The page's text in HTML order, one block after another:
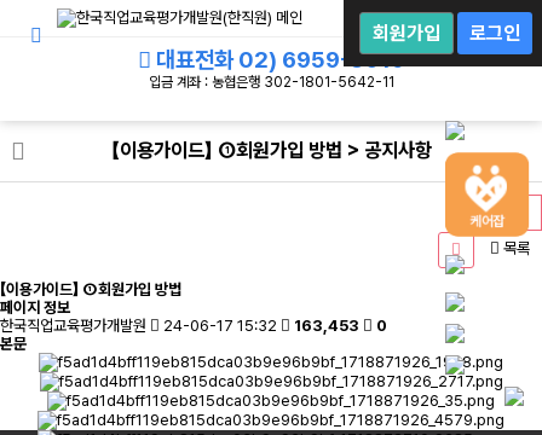
회
그
인
회원가입 로그인
대표전화02) 6959-8019
입금 계좌 : 농협은행 302-1801-5642-11
【이용가이드】 ①회원가입 방법 > 공지사항
목록
【이용가이드】 ①회원가입 방법
페이지 정보
한국직업교육평가개발원
24-06-17 15:32 163,453
0
본문